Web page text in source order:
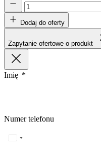
Dodaj do oferty
Zapytanie ofertowe o produkt
Imię
Numer telefonu